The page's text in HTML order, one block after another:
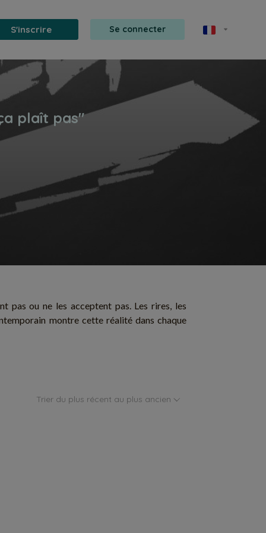
S'inscrire Se connecter
pas ou ne les acceptent pas. Les rires, les
montre cette réalité dans chaque
Trier du plus récent au plus ancien